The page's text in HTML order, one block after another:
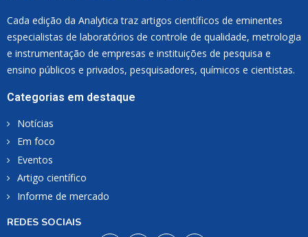
Cada edição da Analytica traz artigos científicos de eminentes
especialistas de laboratórios de controle de qualidade, metrologia
e instrumentação de empresas e instituições de pesquisa e
ensino públicos e privados, pesquisadores, químicos e cientistas.
Categorias em destaque
Notícias
Em foco
Eventos
Artigo científico
Informe de mercado
REDES SOCIAIS